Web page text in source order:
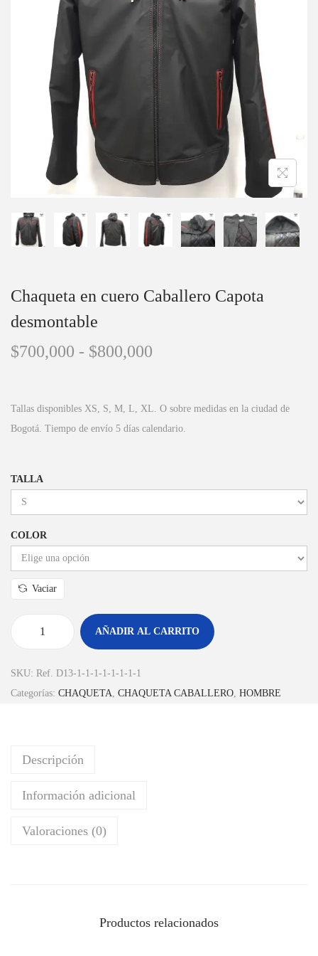
Chaqueta en cuero Caballero Capota
desmontable
$700,000 - $800,000
Tallas disponibles XS, S, M, L, XL. O sobre medidas en la ciudad de
Bogotá. Tiempo de envío 5 días calendario.
TALLA
COLOR
Vaciar
AÑADIR AL CARRITO
SKU: Ref. D13-1-1-1-1-1-1-1-1
Categorías: CHAQUETA, CHAQUETA CABALLERO, HOMBRE
Descripción
Información adicional
Valoraciones (0)
Productos relacionados